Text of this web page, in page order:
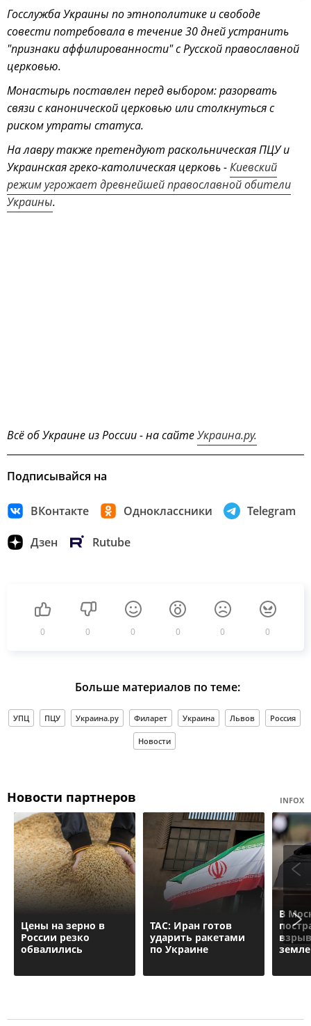
Госслужба Украины по этнополитике и свободе
совести потребовала в течение 30 дней устранить
"признаки аффилированности" с Русской православной
церковью.
Монастырь поставлен перед выбором: разорвать
связи с канонической церковью или столкнуться с
риском утраты статуса.
На лавру также претендуют раскольническая ПЦУ и
Украинская греко-католическая церковь -Киевский
режим угрожает древнейшей православной обители
Украины.
Всё об Украине из России - на сайтеУкраина.ру.
Подписывайся на
ВКонтакте Одноклассники Telegram
Дзен Rutube
0 0 0 0 0 0
Больше материалов по теме:
УПЦ ПЦУ Украина.ру Филарет Украина Львов Россия
Новости
Новости партнеров INFOX
Цены на зерно в
России резко
обвалились
ТАС: Иран готов
ударить ракетами
по Украине
В